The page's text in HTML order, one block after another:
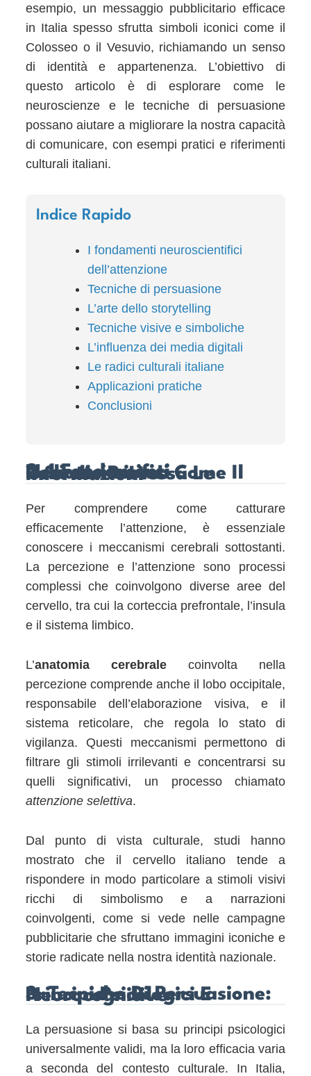
esempio, un messaggio pubblicitario efficace
in Italia spesso sfrutta simboli iconici come il
Colosseo o il Vesuvio, richiamando un senso
di identità e appartenenza. L’obiettivo di
questo articolo è di esplorare come le
neuroscienze e le tecniche di persuasione
possano aiutare a migliorare la nostra capacità
di comunicare, con esempi pratici e riferimenti
culturali italiani.
Indice Rapido
I fondamenti neuroscientifici
dell’attenzione
Tecniche di persuasione
L’arte dello storytelling
Tecniche visive e simboliche
L’influenza dei media digitali
Le radici culturali italiane
Applicazioni pratiche
Conclusioni
2. I Fondamenti Neuroscientifici Dell’attenzione: Come Il Cervello Processa Le Informazioni
Per comprendere come catturare
efficacemente l’attenzione, è essenziale
conoscere i meccanismi cerebrali sottostanti.
La percezione e l’attenzione sono processi
complessi che coinvolgono diverse aree del
cervello, tra cui la corteccia prefrontale, l’insula
e il sistema limbico.
L’anatomia cerebralecoinvolta nella
percezione comprende anche il lobo occipitale,
responsabile dell’elaborazione visiva, e il
sistema reticolare, che regola lo stato di
vigilanza. Questi meccanismi permettono di
filtrare gli stimoli irrilevanti e concentrarsi su
quelli significativi, un processo chiamato
attenzione selettiva.
Dal punto di vista culturale, studi hanno
mostrato che il cervello italiano tende a
rispondere in modo particolare a stimoli visivi
ricchi di simbolismo e a narrazioni
coinvolgenti, come si vede nelle campagne
pubblicitarie che sfruttano immagini iconiche e
storie radicate nella nostra identità nazionale.
3. Tecniche Di Persuasione: Principi Psicologici E Neurocognitive
La persuasione si basa su principi psicologici
universalmente validi, ma la loro efficacia varia
a seconda del contesto culturale. In Italia,